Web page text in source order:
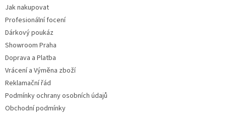
Jak nakupovat
Profesionální focení
Dárkový poukáz
Showroom Praha
Doprava a Platba
Vrácení a Výměna zboží
Reklamační řád
Podmínky ochrany osobních údajů
Obchodní podmínky